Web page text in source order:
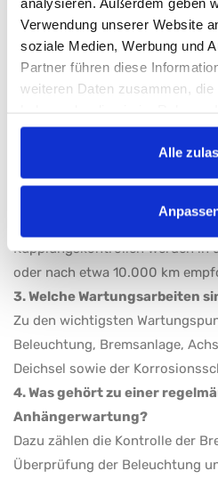
Verwendung unserer Website
soziale Medien, Werbung und
Partner führen diese
weiteren Daten zusammen,
gesammelt haben.
Alle
1. Warum ist die regelmäßige
Anhängers so wichtig?
Regelmäßige Wartung erhöht
und hilft, teure Reparaturen
2. Wie oft sollte ein PKW-
Kupplungskontrollen werden in
oder nach etwa 10.000 km
3. Welche Wartungsarbeiten
Zu den wichtigsten
Beleuchtung, Bremsanlage,
Deichsel sowie der
4. Was gehört zu einer
Anhängerwartung?
Dazu zählen die Kontrolle der
Überprüfung der Beleuchtung